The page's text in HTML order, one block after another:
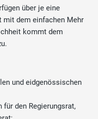
über je eine
mit dem einfachen Mehr
kommt dem
und eidgenössischen
den Regierungsrat,